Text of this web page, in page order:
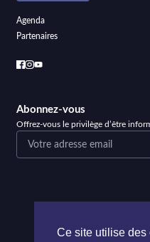
Agenda
Partenaires
Abonnez-vous
Offrez-vous le privilège d’être
Ce site utilise des